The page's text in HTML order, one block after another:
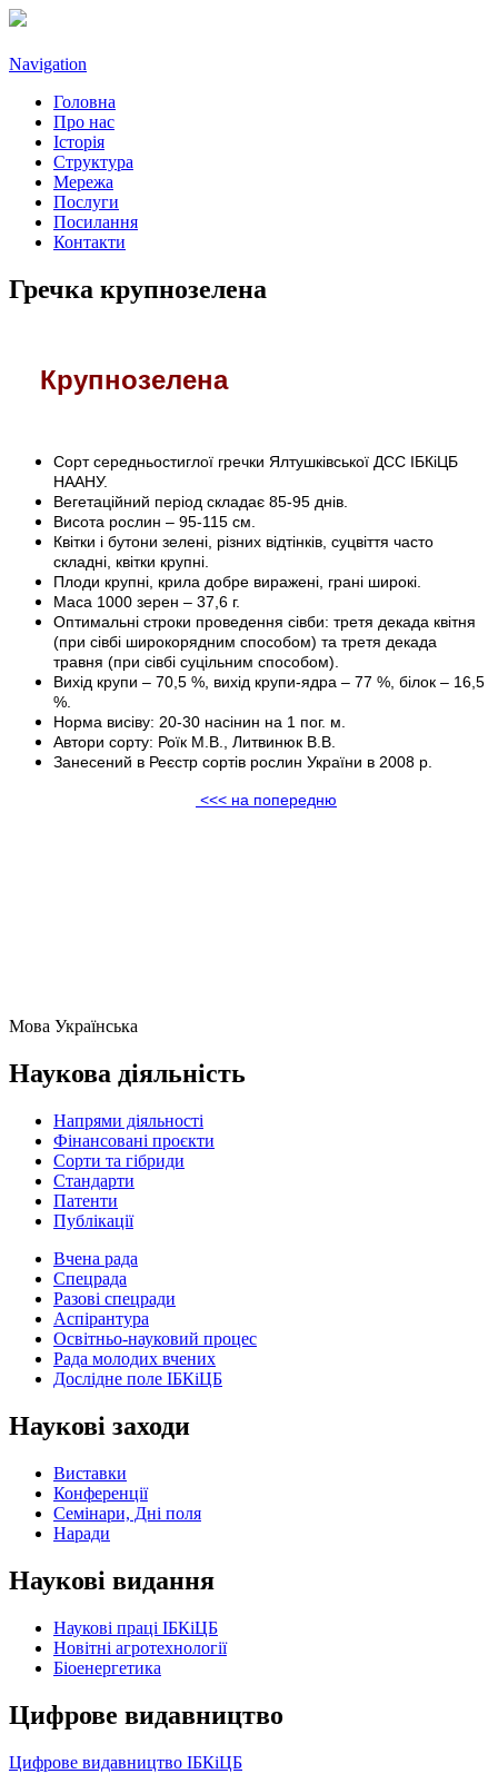
Navigation
Головна
Про нас
Історія
Структура
Мережа
Послуги
Посилання
Контакти
Гречка крупнозелена
Крупнозелена
Сорт середньостиглої гречки Ялтушківської ДСС ІБКіЦБ
НААНУ.
Вегетаційний період складає 85-95 днів.
Висота рослин – 95-115 см.
Квітки і бутони зелені, різних відтінків, суцвіття часто
складні, квітки крупні.
Плоди крупні, крила добре виражені, грані широкі.
Маса 1000 зерен – 37,6 г.
Оптимальні строки проведення сівби: третя декада квітня
(при сівбі широкорядним способом) та третя декада
травня (при сівбі суцільним способом).
Вихід крупи – 70,5 %, вихід крупи-ядра – 77 %, білок – 16,5
%.
Норма висіву: 20-30 насінин на 1 пог. м.
Автори сорту: Роїк М.В., Литвинюк В.В.
Занесений в Реєстр сортів рослин України в 2008 р.
<<< на попередню
Мова Українська
Наукова діяльність
Напрями діяльності
Фінансовані проєкти
Сорти та гібриди
Стандарти
Патенти
Публікації
Вчена рада
Спецрада
Разові спецради
Аспірантура
Освітньо-науковий процес
Рада молодих вчених
Дослідне поле ІБКіЦБ
Наукові заходи
Виставки
Конференції
Семінари, Дні поля
Наради
Наукові видання
Наукові праці ІБКіЦБ
Новітні агротехнології
Бiоенергетика
Цифрове видавництво
Цифрове видавництво ІБКіЦБ